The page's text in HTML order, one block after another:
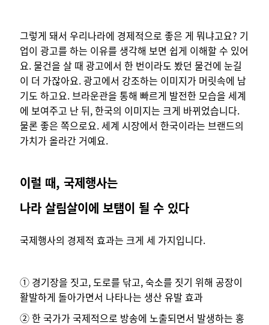
그렇게 돼서 우리나라에 경제적으로 좋은 게 뭐냐고요? 기
업이 광고를 하는 이유를 생각해 보면 쉽게 이해할 수 있어
요. 물건을 살 때 광고에서 한 번이라도 봤던 물건에 눈길
이 더 가잖아요. 광고에서 강조하는 이미지가 머릿속에 남
기도 하고요. 브라운관을 통해 빠르게 발전한 모습을 세계
에 보여주고 난 뒤, 한국의 이미지는 크게 바뀌었습니다.
물론 좋은 쪽으로요. 세계 시장에서 한국이라는 브랜드의
가치가 올라간 거예요.
이럴 때, 국제행사는
나라 살림살이에 보탬이 될 수 있다
국제행사의 경제적 효과는 크게 세 가지입니다.
① 경기장을 짓고, 도로를 닦고, 숙소를 짓기 위해 공장이
활발하게 돌아가면서 나타나는 생산 유발 효과
② 한 국가가 국제적으로 방송에 노출되면서 발생하는 홍